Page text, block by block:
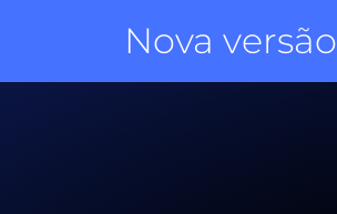
Nova versão